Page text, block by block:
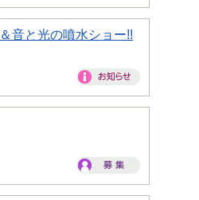
音と光の噴水ショー!!